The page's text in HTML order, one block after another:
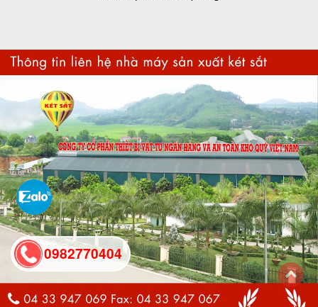
0982770404
back